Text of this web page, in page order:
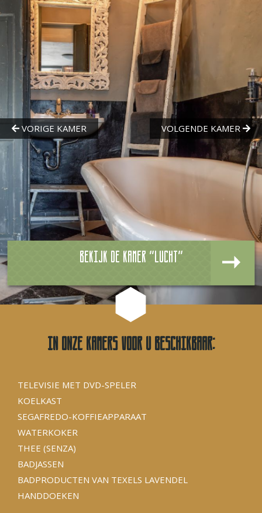
Bekijk de kamer "Lucht"
In onze kamers voor u beschikbaar:
TELEVISIE MET DVD-SPELER
KOELKAST
SEGAFREDO-KOFFIEAPPARAAT
WATERKOKER
THEE (SENZA)
BADJASSEN
BADPRODUCTEN VAN TEXELS LAVENDEL
HANDDOEKEN